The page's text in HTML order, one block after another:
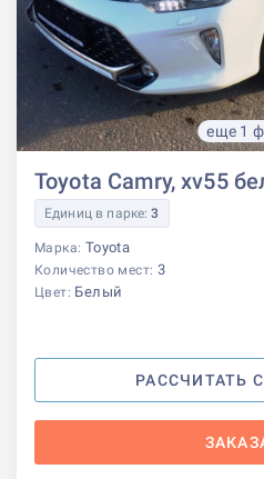
еще 1
Toyota Camry, xv55
Единиц в парке:3
Марка: Toyota
Количество мест: 3
Цвет: Белый
РАССЧИТАТЬ